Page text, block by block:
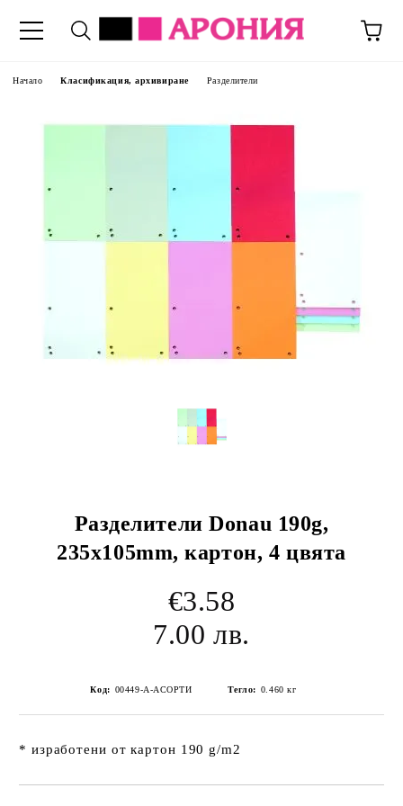
Начало Класификация, архивиране Разделители
Разделители Donau 190g,
235x105mm, картон, 4 цвята
€3.58
7.00 лв.
Код: 00449-А-АСОРТИ Тегло: 0.460 кг
* изработени от картон 190 g/m2